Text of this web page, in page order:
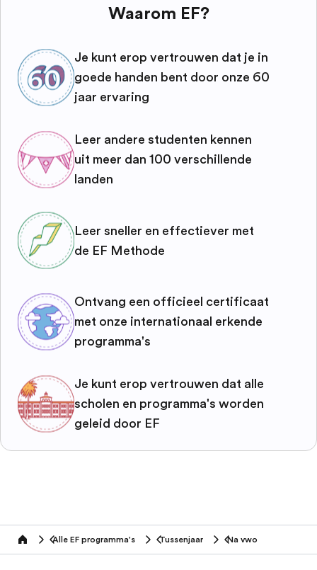
Waarom EF?
Je kunt erop vertrouwen dat je in
goede handen bent door onze 60
jaar ervaring
Leer andere studenten kennen
uit meer dan 100 verschillende
landen
Leer sneller en effectiever met
de EF Methode
Ontvang een officieel certificaat
met onze internationaal erkende
programma's
Je kunt erop vertrouwen dat alle
scholen en programma's worden
geleid door EF
home Alle EF programma's Tussenjaar Na vwo